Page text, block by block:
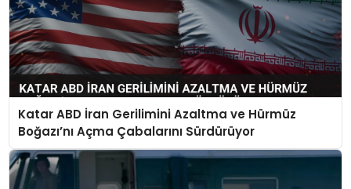
Katar ABD İran Gerilimini Azaltma ve Hürmüz
Boğazı’nı Açma Çabalarını Sürdürüyor